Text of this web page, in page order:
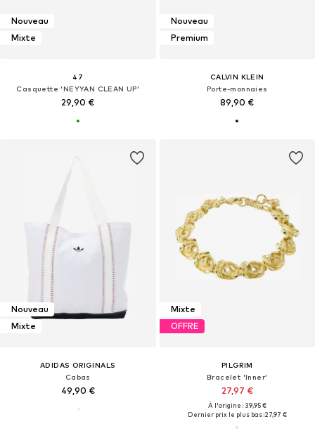
Nouveau
Mixte
47
Casquette 'NEYYAN CLEAN UP'
29,90 €
Nouveau
Premium
CALVIN KLEIN
Porte-monnaies
89,90 €
Nouveau
Mixte
ADIDAS ORIGINALS
Cabas
49,90 €
Mixte
OFFRE
PILGRIM
Bracelet 'Inner'
27,97 €
À l'origine : 39,95 €
Dernier prix le plus bas :27,97 €